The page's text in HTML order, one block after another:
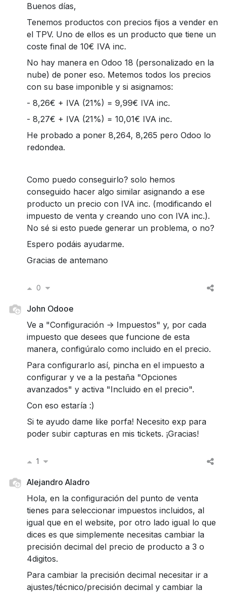
Buenos días,
Tenemos productos con precios fijos a vender en
el TPV. Uno de ellos es un producto que tiene un
coste final de 10€ IVA inc.
No hay manera en Odoo 18 (personalizado en la
nube) de poner eso. Metemos todos los precios
con su base imponible y si asignamos:
- 8,26€ + IVA (21%) = 9,99€ IVA inc.
- 8,27€ + IVA (21%) = 10,01€ IVA inc.
He probado a poner 8,264, 8,265 pero Odoo lo
redondea.
Como puedo conseguirlo? solo hemos
conseguido hacer algo similar asignando a ese
producto un precio con IVA inc. (modificando el
impuesto de venta y creando uno con IVA inc.).
No sé si esto puede generar un problema, o no?
Espero podáis ayudarme.
Gracias de antemano
0
John Odooe
Ve a "Configuración -> Impuestos" y, por cada
impuesto que desees que funcione de esta
manera, configúralo como incluido en el precio.
Para configurarlo así, pincha en el impuesto a
configurar y ve a la pestaña "Opciones
avanzados" y activa "Incluido en el precio".
Con eso estaría :)
Si te ayudo dame like porfa! Necesito exp para
poder subir capturas en mis tickets. ¡Gracias!
1
Alejandro Aladro
Hola, en la configuración del punto de venta
tienes para seleccionar impuestos incluidos, al
igual que en el website, por otro lado igual lo que
dices es que simplemente necesitas cambiar la
precisión decimal del precio de producto a 3 o
4digitos.
Para cambiar la precisión decimal necesitar ir a
ajustes/técnico/precisión decimal y cambiar la